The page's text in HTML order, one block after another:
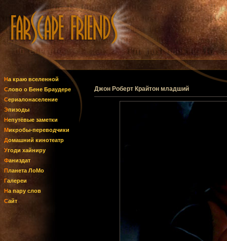
На краю вселенной
Слово о Бене Браудере
Сериалонаселение
Эпизоды
Непутёвые заметки
Микробы-переводчики
Домашний кинотеатр
Угоди хайниру
Фаниздат
Планета ЛоМо
Галереи
На пару слов
Сайт
Джон Роберт Крайтон младший